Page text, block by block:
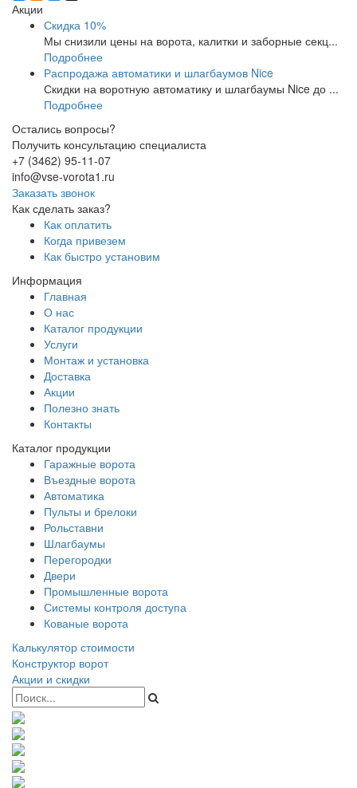
Акции
Скидка 10%
Мы снизили цены на ворота, калитки и заборные секц...
Подробнее
Распродажа автоматики и шлагбаумов Nice
Скидки на воротную автоматику и шлагбаумы Nice до ...
Подробнее
Остались вопросы?
Получить консультацию специалиста
+7 (3462) 95-11-07
info@vse-vorota1.ru
Заказать звонок
Как сделать заказ?
Как оплатить
Когда привезем
Как быстро установим
Информация
Главная
О нас
Каталог продукции
Услуги
Монтаж и установка
Доставка
Акции
Полезно знать
Контакты
Каталог продукции
Гаражные ворота
Въездные ворота
Автоматика
Пульты и брелоки
Рольставни
Шлагбаумы
Перегородки
Двери
Промышленные ворота
Системы контроля доступа
Кованые ворота
Калькулятор стоимости
Конструктор ворот
Акции и скидки